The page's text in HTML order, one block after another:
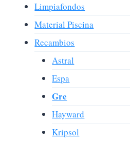
Limpiafondos
Material Piscina
Recambios
Astral
Espa
Gre
Hayward
Kripsol